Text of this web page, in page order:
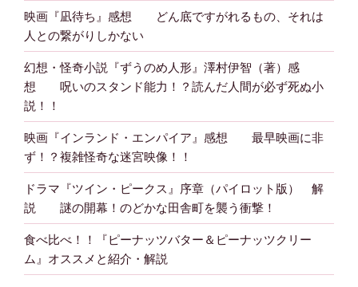
映画『凪待ち』感想 どん底ですがれるもの、それは
人との繋がりしかない
幻想・怪奇小説『ずうのめ人形』澤村伊智（著）感
想 呪いのスタンド能力！？読んだ人間が必ず死ぬ小
説！！
映画『インランド・エンパイア』感想 最早映画に非
ず！？複雑怪奇な迷宮映像！！
ドラマ『ツイン・ピークス』序章（パイロット版） 解
説 謎の開幕！のどかな田舎町を襲う衝撃！
食べ比べ！！『ピーナッツバター＆ピーナッツクリー
ム』オススメと紹介・解説